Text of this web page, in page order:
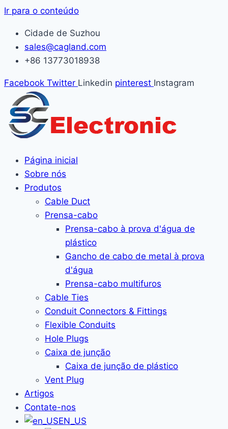
Ir para o conteúdo
Cidade de Suzhou
sales@cagland.com
+86 13773018938
Facebook Twitter Linkedin pinterest Instagram
Página inicial
Sobre nós
Produtos
Cable Duct
Prensa-cabo
Prensa-cabo à prova d'água de
plástico
Gancho de cabo de metal à prova
d'água
Prensa-cabo multifuros
Cable Ties
Conduit Connectors & Fittings
Flexible Conduits
Hole Plugs
Caixa de junção
Caixa de junção de plástico
Vent Plug
Artigos
Contate-nos
EN_US